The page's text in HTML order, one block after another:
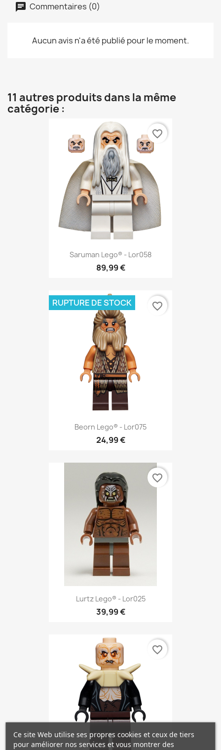
Commentaires (0)
Aucun avis n'a été publié pour le moment.
11 autres produits dans la même
catégorie :
Saruman Lego® - Lor058
89,99 €
favorite_border
Beorn Lego® - Lor075
24,99 €
RUPTURE DE STOCK favorite_border
Lurtz Lego® - Lor025
39,99 €
favorite_border
favorite_border
Ce site Web utilise ses propres cookies et ceux de tiers
pour améliorer nos services et vous montrer des